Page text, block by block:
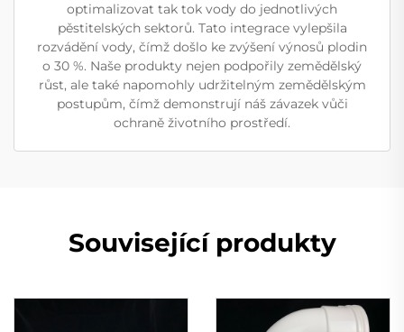
optimalizovat tak tok vody do jednotlivých
pěstitelských sektorů. Tato integrace vylepšila
rozvádění vody, čímž došlo ke zvýšení výnosů plodin
o 30 %. Naše produkty nejen podpořily zemědělský
růst, ale také napomohly udržitelným zemědělským
postupům, čímž demonstrují náš závazek vůči
ochraně životního prostředí.
Související produkty